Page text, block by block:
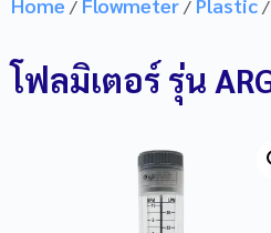
Home / Flowmeter/ Plastic/
โฟลมิเตอร์ รุ่น